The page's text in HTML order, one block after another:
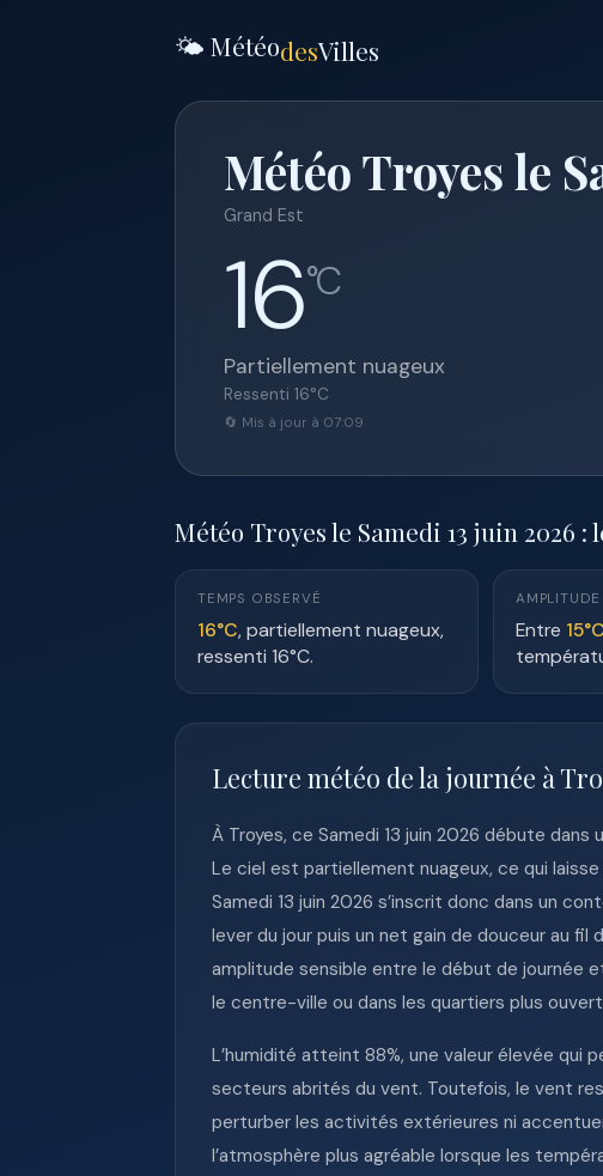
🌤️ MétéodesVilles
Météo Troyes le
Grand Est
16°C
Partiellement nuageux
Ressenti 16°C
🔄 Mis à jour à 07:09
Météo Troyes le Samedi 13 juin 2026 :
TEMPS OBSERVÉ
16°C, partiellement nuageux,
ressenti 16°C.
Entre 15°C
Lecture météo de la journée à
À Troyes, ce Samedi 13 juin 2026 débute
Le ciel est partiellement nuageux, ce qui
Samedi 13 juin 2026 s’inscrit donc dans un
lever du jour puis un net gain de douceur au
amplitude sensible entre le début de journée
le centre-ville ou dans les quartiers plus
L’humidité atteint 88%, une valeur élevée qui
secteurs abrités du vent. Toutefois, le vent
perturber les activités extérieures ni
l’atmosphère plus agréable lorsque les